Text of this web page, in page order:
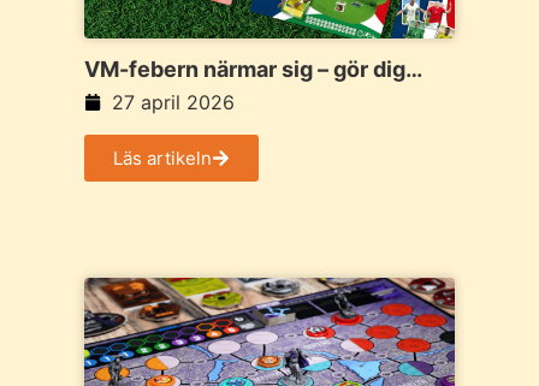
VM-febern närmar sig – gör dig
redo för fotbollsstämning hemma i
vardagsrummet
27 april 2026
Läs artikeln